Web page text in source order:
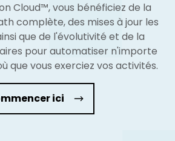
Cloud™, vous bénéficiez de la
complète, des mises à jour les
que de l'évolutivité et de la
pour automatiser n'importe
que vous exerciez vos activités.
ici